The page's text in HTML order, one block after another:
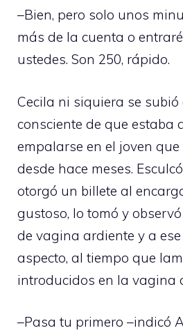
–Bien, pero solo unos
más de la cuenta o
ustedes. Son 250, rápido.
Cecila ni siquiera se subió
consciente de que estaba
empalarse en el joven
desde hace meses.
otorgó un billete al
gustoso, lo tomó y
de vagina ardiente y a
aspecto, al tiempo que
introducidos en la vagina
–Pasa tu primero –indicó